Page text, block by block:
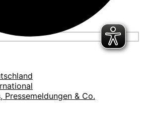
Pressemeldungen & Co.